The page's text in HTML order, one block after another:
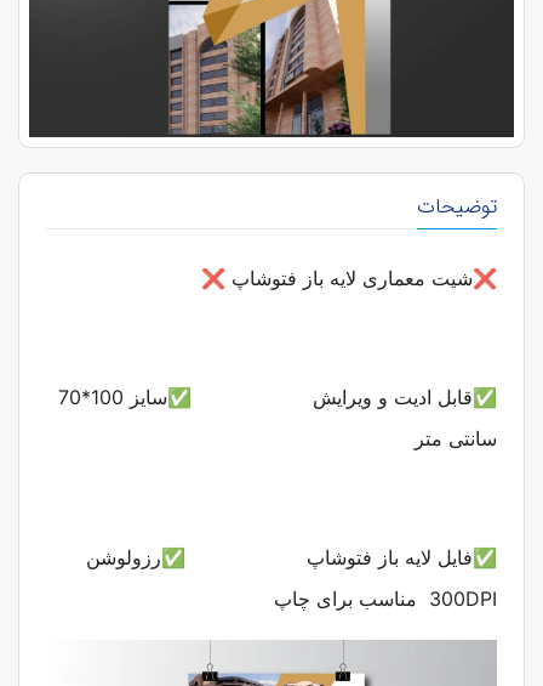
توضیحات
❌شیت معماری لایه باز فتوشاپ ❌
✅قابل ادیت و ویرایش
✅سایز 100*70
سانتی متر
✅فایل لایه باز فتوشاپ
✅رزولوشن
300DPI مناسب برای چاپ